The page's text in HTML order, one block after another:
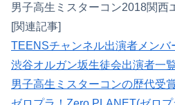
男子高生ミスターコン2018関西
[関連記事]
TEENSチャンネル出演者メンバ
渋谷オルガン坂生徒会出演者一
男子高生ミスターコンの歴代受